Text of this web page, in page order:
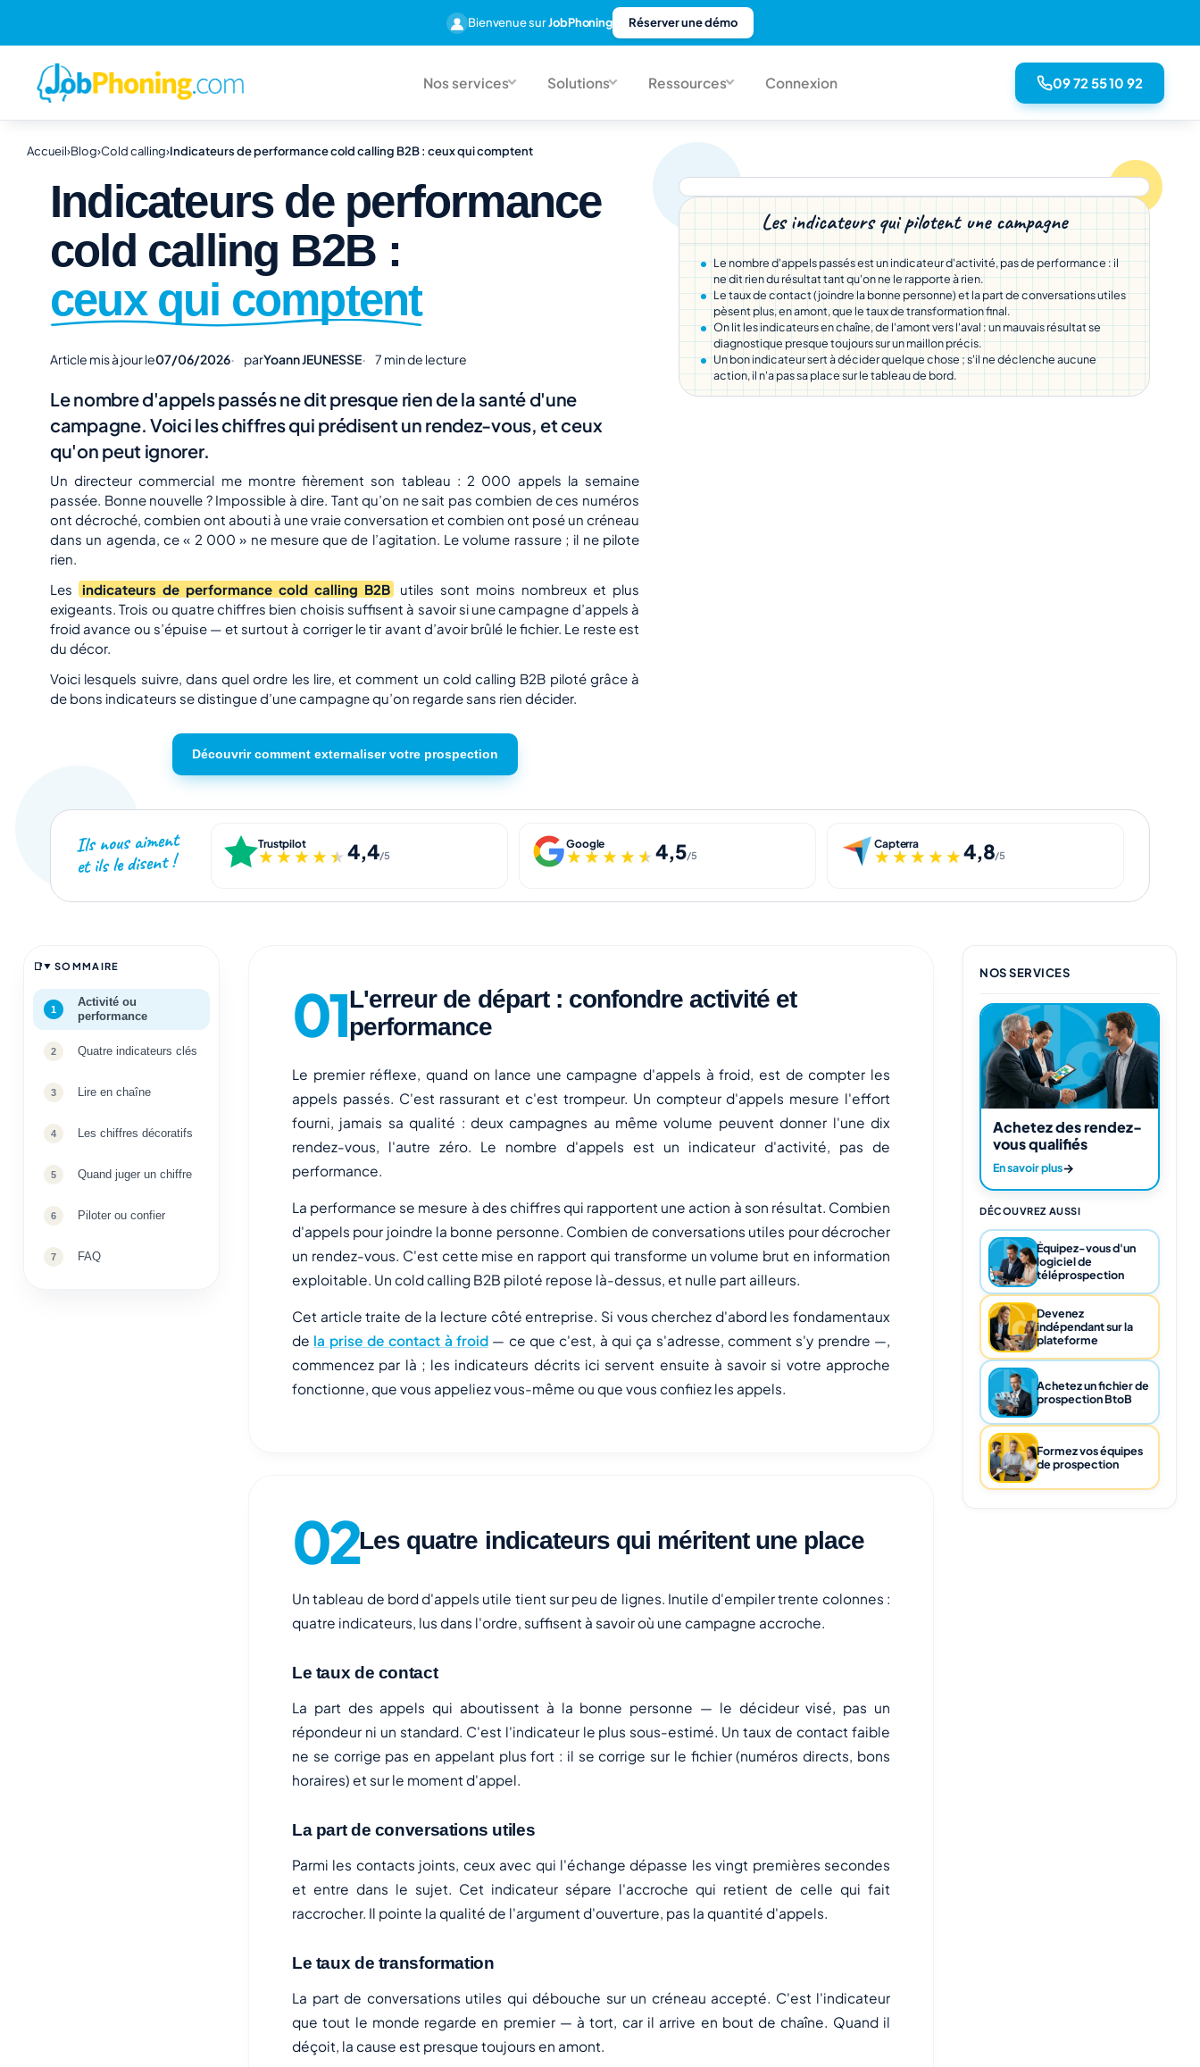
Bienvenue surJobPhoning Réserver une démo
Nos services Solutions Ressources Connexion 09 72 55 10 92
Accueil›Blog›Cold calling›Indicateurs de performance cold calling B2B : ceux qui comptent
Indicateurs de performance
cold calling B2B :
ceux qui comptent
Article mis à jour le07/06/2026 parYoann JEUNESSE 7 min de lecture
Le nombre d'appels passés ne dit presque rien de la santé d'une
campagne. Voici les chiffres qui prédisent un rendez-vous, et ceux
qu'on peut ignorer.
Un directeur commercial me montre fièrement son tableau : 2 000 appels la semaine
passée. Bonne nouvelle ? Impossible à dire. Tant qu’on ne sait pas combien de ces numéros
ont décroché, combien ont abouti à une vraie conversation et combien ont posé un créneau
dans un agenda, ce « 2 000 » ne mesure que de l’agitation. Le volume rassure ; il ne pilote
rien.
Les
indicateurs de performance cold calling B2B
utiles sont moins nombreux et plus
exigeants. Trois ou quatre chiffres bien choisis suffisent à savoir si une campagne d’appels à
froid avance ou s’épuise — et surtout à corriger le tir avant d’avoir brûlé le fichier. Le reste est
du décor.
Voici lesquels suivre, dans quel ordre les lire, et comment un cold calling B2B piloté grâce à
de bons indicateurs se distingue d’une campagne qu’on regarde sans rien décider.
Découvrir comment externaliser votre prospection
Les indicateurs qui pilotent une campagne
Le nombre d'appels passés est un indicateur d'activité, pas de performance : il
ne dit rien du résultat tant qu'on ne le rapporte à rien.
Le taux de contact (joindre la bonne personne) et la part de conversations utiles
pèsent plus, en amont, que le taux de transformation final.
On lit les indicateurs en chaîne, de l'amont vers l'aval : un mauvais résultat se
diagnostique presque toujours sur un maillon précis.
Un bon indicateur sert à décider quelque chose ; s'il ne déclenche aucune
action, il n'a pas sa place sur le tableau de bord.
Ils nous aiment
et ils le disent !
Trustpilot
★★★★★
★★★★★ 4,4/5
Google
★★★★★
★★★★★ 4,5/5
Capterra
★★★★★
★★★★★4,8/5
SOMMAIRE
Activité ou
performance
Quatre indicateurs clés
Lire en chaîne
Les chiffres décoratifs
Quand juger un chiffre
Piloter ou confier
FAQ
L'erreur de départ : confondre activité et
performance
Le premier réflexe, quand on lance une campagne d'appels à froid, est de compter les
appels passés. C'est rassurant et c'est trompeur. Un compteur d'appels mesure l'effort
fourni, jamais sa qualité : deux campagnes au même volume peuvent donner l'une dix
rendez-vous, l'autre zéro. Le nombre d'appels est un indicateur d'activité, pas de
performance.
La performance se mesure à des chiffres qui rapportent une action à son résultat. Combien
d'appels pour joindre la bonne personne. Combien de conversations utiles pour décrocher
un rendez-vous. C'est cette mise en rapport qui transforme un volume brut en information
exploitable. Un cold calling B2B piloté repose là-dessus, et nulle part ailleurs.
Cet article traite de la lecture côté entreprise. Si vous cherchez d'abord les fondamentaux
de la prise de contact à froid — ce que c'est, à qui ça s'adresse, comment s'y prendre —,
commencez par là ; les indicateurs décrits ici servent ensuite à savoir si votre approche
fonctionne, que vous appeliez vous-même ou que vous confiiez les appels.
Les quatre indicateurs qui méritent une place
Un tableau de bord d'appels utile tient sur peu de lignes. Inutile d'empiler trente colonnes :
quatre indicateurs, lus dans l'ordre, suffisent à savoir où une campagne accroche.
Le taux de contact
La part des appels qui aboutissent à la bonne personne — le décideur visé, pas un
répondeur ni un standard. C'est l'indicateur le plus sous-estimé. Un taux de contact faible
ne se corrige pas en appelant plus fort : il se corrige sur le fichier (numéros directs, bons
horaires) et sur le moment d'appel.
La part de conversations utiles
Parmi les contacts joints, ceux avec qui l'échange dépasse les vingt premières secondes
et entre dans le sujet. Cet indicateur sépare l'accroche qui retient de celle qui fait
raccrocher. Il pointe la qualité de l'argument d'ouverture, pas la quantité d'appels.
Le taux de transformation
La part de conversations utiles qui débouche sur un créneau accepté. C'est l'indicateur
que tout le monde regarde en premier — à tort, car il arrive en bout de chaîne. Quand il
déçoit, la cause est presque toujours en amont.
NOS SERVICES
Achetez des rendez-
vous qualifiés
En savoir plus→
DÉCOUVREZ AUSSI
Équipez-vous d'un
logiciel de
téléprospection
Devenez
indépendant sur la
plateforme
Achetez un fichier de
prospection BtoB
Formez vos équipes
de prospection